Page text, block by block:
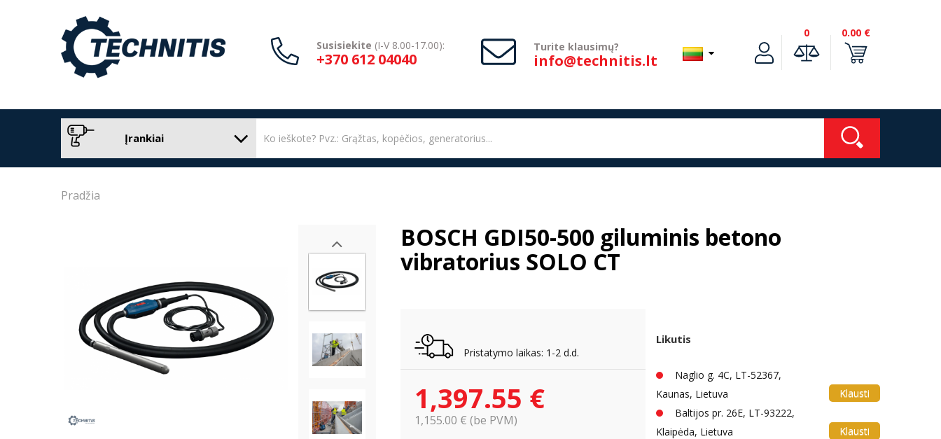
Susisiekite (I-V 8.00-17.00):
+370 612 04040
Turite klausimų?
info@technitis.lt
0 0.00 €
Įrankiai
Pradžia
BOSCH GDI50-500 giluminis betono
vibratorius SOLO CT
Pristatymo laikas: 1-2 d.d.
1,397.55 €
1,155.00 € (be PVM)
Likutis
Naglio g. 4C, LT-52367,
Kaunas, Lietuva
Klausti
Baltijos pr. 26E, LT-93222,
Klaipėda, Lietuva
Klausti